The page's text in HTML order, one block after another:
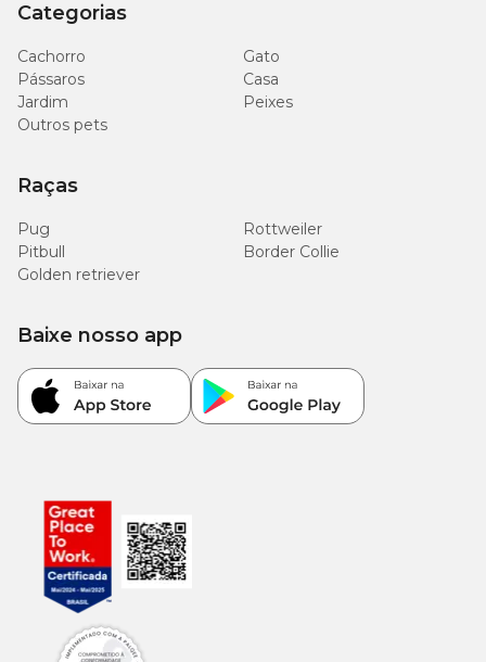
Categorias
Cachorro
Gato
Pássaros
Casa
Jardim
Peixes
Outros pets
Raças
Pug
Rottweiler
Pitbull
Border Collie
Golden retriever
Baixe nosso app